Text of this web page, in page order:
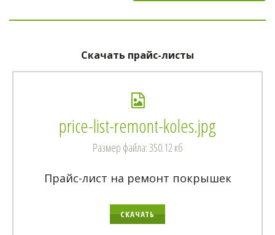
Скачать прайс-листы
price-list-remont-koles.jpg
Размер файла: 350.12 кб
Прайс-лист на ремонт покрышек
СКАЧАТЬ